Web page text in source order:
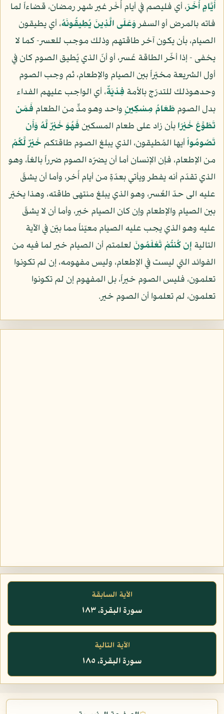
أَيَّامٍ أُخَرَ، أي فليصم في أيام أُخَر غير شهر رمضان، قضاءاً لما
فاته بالمرض أو السفروَعَلَى الَّذِينَ يُطِيقُونَهُ، أي يطيقون
الصيام، بأن يكون آخر طاقتهم وذلك موجب للعسر- كما لا
يخفى - إذا أخّر الطاقة عُسر، أو أنّ الذي يُطيق الصوم كان في
أول الشريعة مخيّراً بين الصيام والإطعام، ثم وجب الصوم
وحدهوذلك للتدرّج بالأمة فِدْيَةٌ، أي الواجب عليهم الفداء
بدل الصومطَعَامُ مِسْكِينٍ واحد وهو مدٌّ من الطعام فَمَن
تَطَوَّعَ خَيْرًابأن زاد على طعام المسكين فَهُوَ خَيْرٌ لَّهُ وَأَن
تَصُومُواْأيها المُطيقون، الذي يبلغ الصوم طاقتكم خَيْرٌ لَّكُمْ
من الإطعام، فإن الإنسان أما أن يضرّه الصوم ضرراً بالغاً، وهو
الذي تقدّم أنه يفطر ويأتي بعدّةٍ من أيام أُخر، وأما أن يشقّ
عليه الى حدّ العُسر، وهو الذي يبلغ منتهى طاقته، وهذا يخيّر
بين الصيام والإطعام وإن كان الصيام خير، وأما أن لا يشقّ
عليه وهو الذي يجب عليه الصيام معيّناً مما بيّن في الآية
التالية إِن كُنتُمْ تَعْلَمُونَ لعلمتم أن الصيام خير لما فيه من
الفوائد التي ليست في الإطعام، وليس مفهومه، إن لم تكونوا
تعلمون، فليس الصوم خيراً، بل المفهوم إن لم تكونوا
تعلمون، لم تعلموا أن الصوم خير.
الآية السابقة
سورة البقرة، ١٨٣
الآية التالية
سورة البقرة، ١٨٥